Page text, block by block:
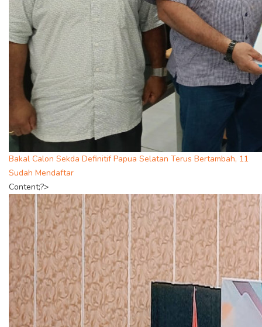
Bakal Calon Sekda Definitif Papua Selatan Terus Bertambah, 11
Sudah Mendaftar
Content;?>